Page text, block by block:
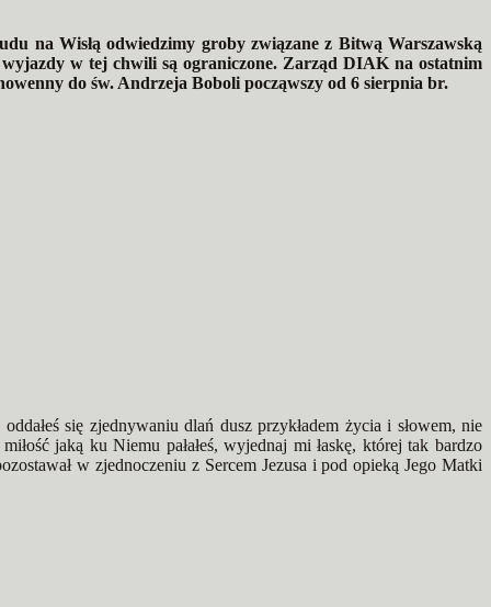
na Wisłą odwiedzimy groby związane z Bitwą Warszawską
w tej chwili są ograniczone. Zarząd DIAK na ostatnim
do św. Andrzeja Boboli począwszy od 6 sierpnia br.
się zjednywaniu dlań dusz przykładem życia i słowem, nie
jaką ku Niemu pałałeś, wyjednaj mi łaskę, której tak bardzo
w zjednoczeniu z Sercem Jezusa i pod opieką Jego Matki